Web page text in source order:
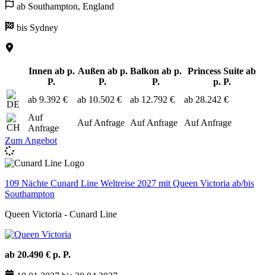
ab Southampton, England
bis Sydney
Innen ab p.
P.
Außen ab p.
P.
Balkon ab p.
P.
Princess Suite ab
p. P.
ab 9.392 €
ab 10.502 € ab 12.792 €
ab 28.242 €
Auf
Anfrage
Auf Anfrage Auf Anfrage
Auf Anfrage
Zum Angebot
109 Nächte Cunard Line Weltreise 2027 mit Queen Victoria ab/bis
Southampton
Queen Victoria - Cunard Line
ab 20.490 € p. P.